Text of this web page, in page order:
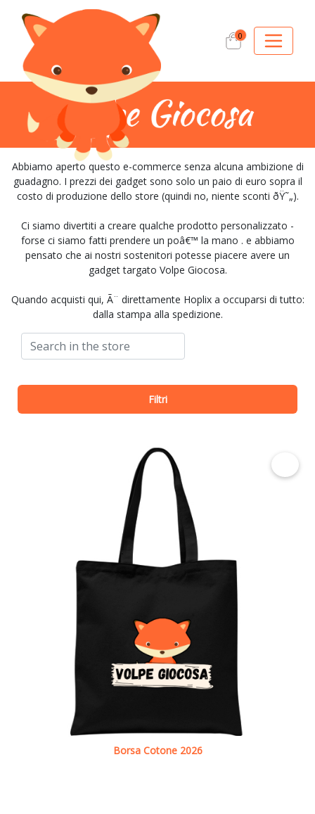
0
Abbiamo aperto questo e-commerce senza alcuna ambizione di
guadagno. I prezzi dei gadget sono solo un paio di euro sopra il
costo di produzione dello store (quindi no, niente sconti ðŸ˜„).
Ci siamo divertiti a creare qualche prodotto personalizzato -
forse ci siamo fatti prendere un poâ€™ la mano . e abbiamo
pensato che ai nostri sostenitori potesse piacere avere un
gadget targato Volpe Giocosa.
Quando acquisti qui, Ã¨ direttamente Hoplix a occuparsi di tutto:
dalla stampa alla spedizione.
Borsa Cotone 2026
Filtri